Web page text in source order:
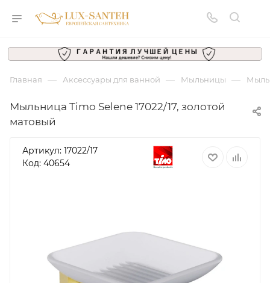
Главная — Аксессуары для ванной — Мыльницы —
Мыльница Timo Selene 17022/17, золотой
матовый
Артикул: 17022/17
Код: 40654